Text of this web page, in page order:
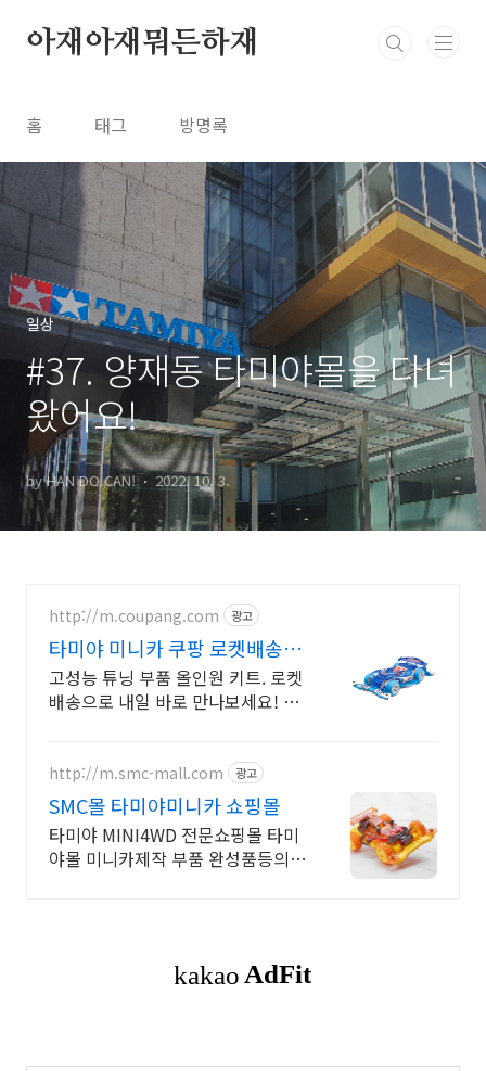
아재아재뭐든하재
홈 태그 방명록
일상
#37. 양재동 타미야몰을 다녀
왔어요!
by HAN DO CAN! 2022. 10. 3.
http://m.coupang.com 광고
타미야 미니카 쿠팡 로켓배송으
로 빠르게!
고성능 튜닝 부품 올인원 키트. 로켓
배송으로 내일 바로 만나보세요! 낮
http://m.smc-mall.com 광고
SMC몰 타미야미니카 쇼핑몰
타미야 MINI4WD 전문쇼핑몰 타미
야몰 미니카제작 부품 완성품등의